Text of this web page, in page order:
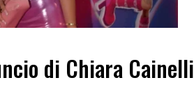
di Chiara Cainelli